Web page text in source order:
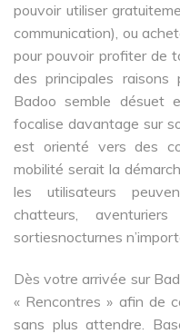
pouvoir utiliser
communication), ou
pour pouvoir profiter de
des principales
Badoo semble désuet
focalise davantage sur
est orienté vers des
mobilité serait la
les utilisateurs
chatteurs,
sortiesnocturnes
Dès votre arrivée sur
« Rencontres » afin de
sans plus attendre.